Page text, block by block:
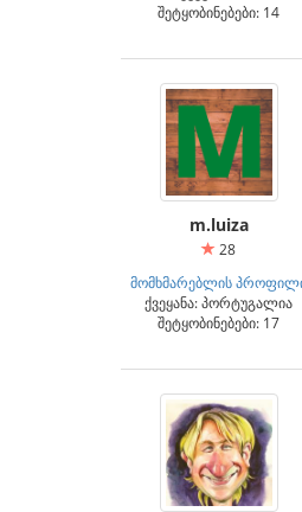
შეტყობინებები: 14
m.luiza
28
მომხმარებლის
ქვეყანა: პორტუგალია
შეტყობინებები: 17